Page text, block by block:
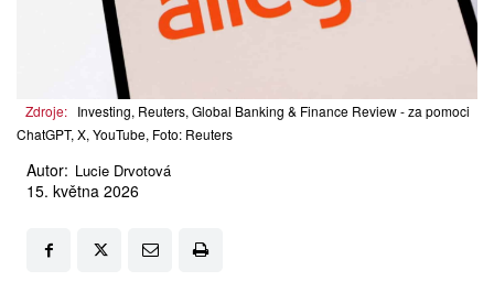
Zdroje: Investing, Reuters, Global Banking & Finance Review - za pomoci
ChatGPT, X, YouTube, Foto: Reuters
Autor: Lucie Drvotová
15. května 2026